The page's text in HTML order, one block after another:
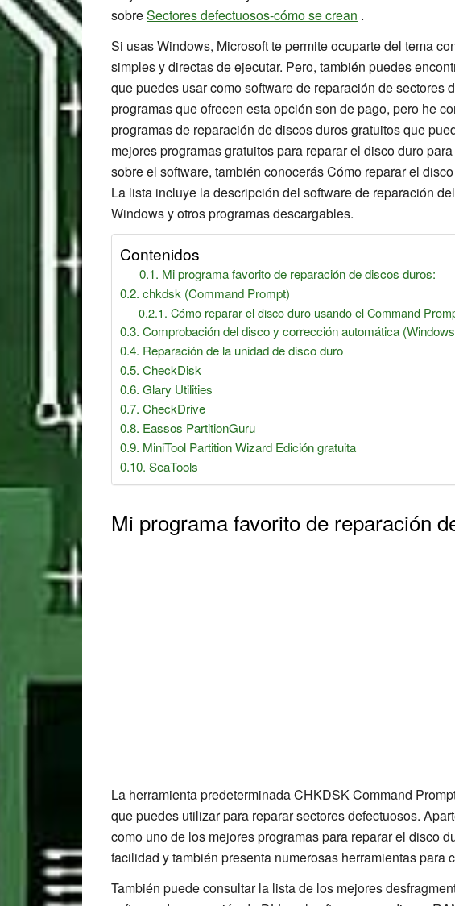
sobreSectores defectuosos-cómo se crean .
Si usas Windows, Microsoft te permite ocuparte del tema
simples y directas de ejecutar. Pero, también puedes
que puedes usar como software de reparación de sectores
programas que ofrecen esta opción son de pago, pero he
programas de reparación de discos duros gratuitos que
mejores programas gratuitos para reparar el disco duro
sobre el software, también conocerás Cómo reparar el
La lista incluye la descripción del software de reparación
Windows y otros programas descargables.
Contenidos
Mi programa favorito de reparación de discos duros:
chkdsk (Command Prompt)
Cómo reparar el disco duro usando el Command
Comprobación del disco y corrección automática
Reparación de la unidad de disco duro
CheckDisk
Glary Utilities
CheckDrive
Eassos PartitionGuru
MiniTool Partition Wizard Edición gratuita
SeaTools
Mi programa favorito de reparación
La herramienta predeterminada CHKDSK Command
que puedes utilizar para reparar sectores defectuosos.
como uno de los mejores programas para reparar el disco
facilidad y también presenta numerosas herramientas para
También puede consultar la lista de los mejores